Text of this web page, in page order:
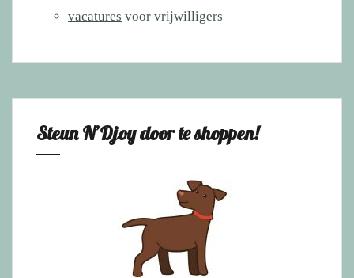
vacatures voor vrijwilligers
Steun N’Djoy door te shoppen!